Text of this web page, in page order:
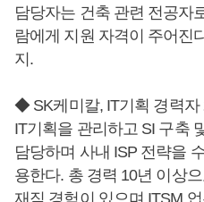
담당자는 건축 관련 전공자
람에게 지원 자격이 주어진
지.
◆ SK케미칼, IT기획 경력자
IT기획을 관리하고 SI 구축
담당하며 사내 ISP 전략을
용한다. 총 경력 10년 이상